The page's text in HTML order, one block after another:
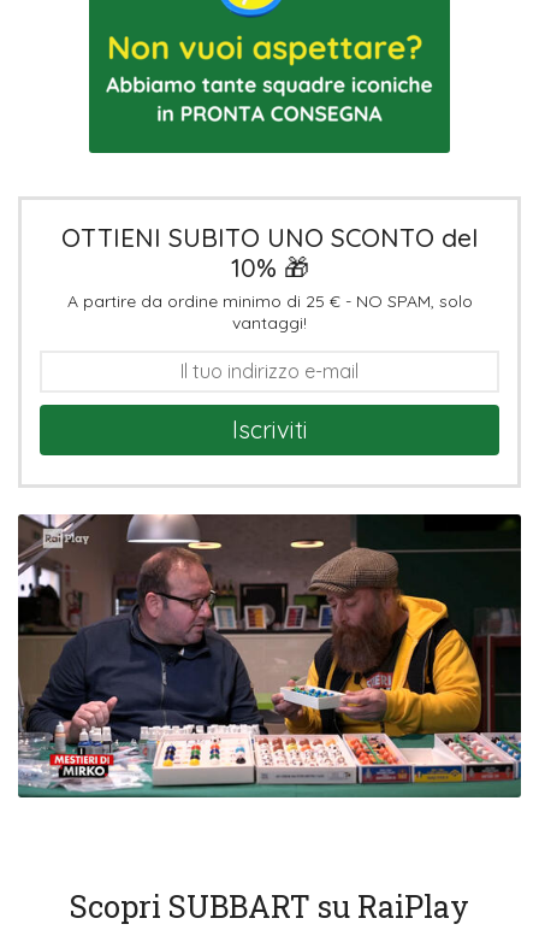
OTTIENI SUBITO UNO SCONTO del
10% 🎁
A partire da ordine minimo di 25 € - NO SPAM, solo
vantaggi!
Iscriviti
Scopri SUBBART su RaiPlay